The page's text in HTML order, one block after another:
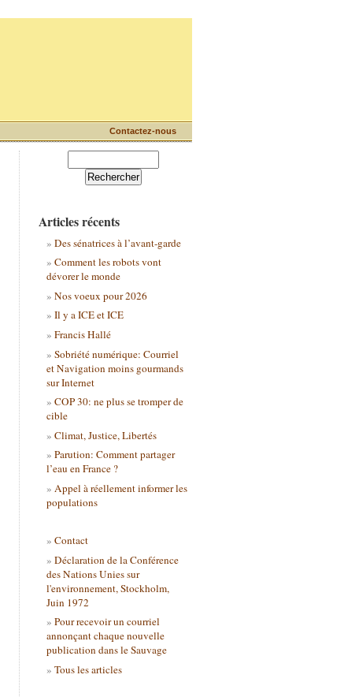
Contactez-nous
Articles récents
Des sénatrices à l’avant-garde
Comment les robots vont
dévorer le monde
Nos voeux pour 2026
Il y a ICE et ICE
Francis Hallé
Sobriété numérique: Courriel
et Navigation moins gourmands
sur Internet
COP 30: ne plus se tromper de
cible
Climat, Justice, Libertés
Parution: Comment partager
l’eau en France ?
Appel à réellement informer les
populations
Contact
Déclaration de la Conférence
des Nations Unies sur
l'environnement, Stockholm,
Juin 1972
Pour recevoir un courriel
annonçant chaque nouvelle
publication dans le Sauvage
Tous les articles